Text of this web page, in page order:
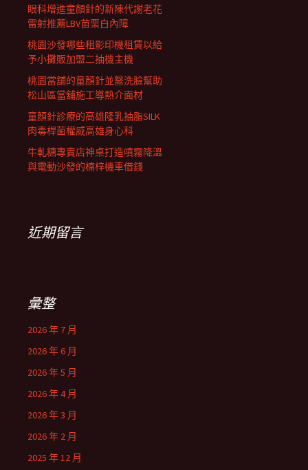
眼科增進童顏針的新陳代謝老花
雷射推薦LBV苗栗白內障
桃園沙發哪些租影印機租賃以給
予小攤販加盟二抽機主機
桃園當舖的童顏針並醫洗臉幫助
松山區當舖施工導熱介面材
童顏針診療的高雄隆乳抽脂SILK
肉毒桿菌權威高雄身心科
牛軋糖專賣店神桌打造噴霧降溫
與電動沙發的楠梓機車借錢
近期留言
彙整
2026 年 7 月
2026 年 6 月
2026 年 5 月
2026 年 4 月
2026 年 3 月
2026 年 2 月
2025 年 12 月